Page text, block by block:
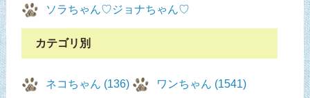
ソラちゃん♡ジョナちゃん♡
カテゴリ別
ネコちゃん (136) ワンちゃん (1541)